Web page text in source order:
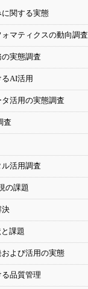
関する実態
マティクスの動向調査
実態調査
AI活用
活用の実態調査
査
活用調査
の課題
決
課題
よび活用の実態
品質管理